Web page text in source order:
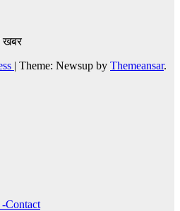
खबर
| Theme: Newsup by Themeansar.
Contact